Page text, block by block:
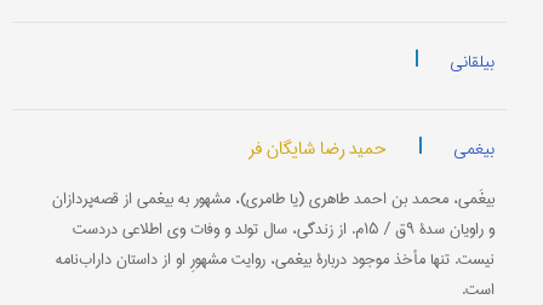
بیلقانی |
بیغمی | حمید رضا شایگان فر
بیغَمی‌، محمد بن‌ احمد طاهری‌ (یا طامری‌)، مشهور به‌ بیغمی‌ از قصه‌پردازان‌
و راویان‌ سدۀ ۹ق‌ / ۱۵م‌. از زندگی‌، سال‌ تولد و وفات‌ وی‌ اطلاعی‌ دردست‌
نیست‌. تنها مأخذ موجود دربارۀ بیغمی‌، روایت‌ مشهورِ او از داستان‌ داراب‌نامه‌
است‌.